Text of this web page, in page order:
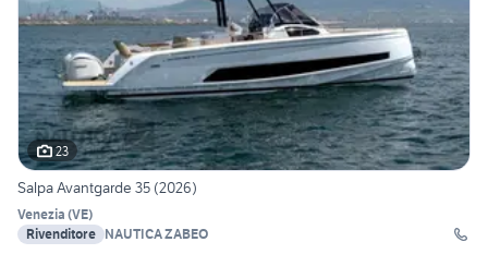
23
Salpa Avantgarde 35 (2026)
Venezia (VE)
Rivenditore NAUTICA ZABEO